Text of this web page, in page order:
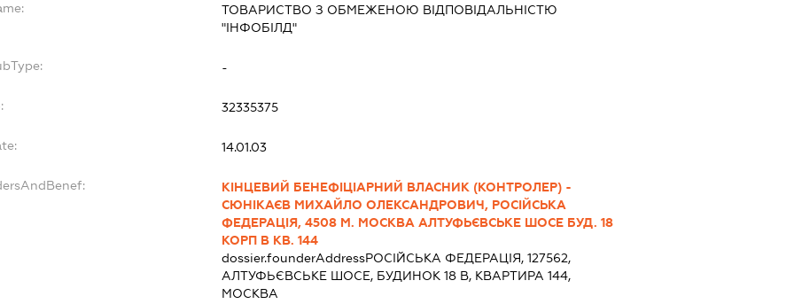
ТОВАРИСТВО З ОБМЕЖЕНОЮ ВІДПОВІДАЛЬНІСТЮ
"ІНФОБІЛД"
-
32335375
14.01.03
КІНЦЕВИЙ БЕНЕФІЦІАРНИЙ ВЛАСНИК (КОНТРОЛЕР) -
СЮНІКАЄВ МИХАЙЛО ОЛЕКСАНДРОВИЧ, РОСІЙСЬКА
ФЕДЕРАЦІЯ, 4508 М. МОСКВА АЛТУФЬЄВСЬКЕ ШОСЕ БУД. 18
КОРП В КВ. 144
dossier.founderAddressРОСІЙСЬКА ФЕДЕРАЦІЯ, 127562,
АЛТУФЬЄВСЬКЕ ШОСЕ, БУДИНОК 18 В, КВАРТИРА 144,
МОСКВА